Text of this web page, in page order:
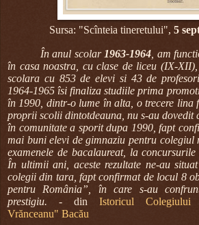
Sursa: "Scînteia tineretului", 5
În anul scolar 1963-1964 , am
în casa noastra, cu clase de liceu (IX-
scolara cu 853 de elevi si 43 de
1964-1965 îsi finaliza studiile prima
în 1990, dintr-o lume în alta, o trecere lina
proprii scolii dintotdeauna, nu s-au dovedit
în comunitate a sporit dupa 1990, fapt
mai buni elevi de gimnaziu pentru colegiul
examenele de bacalaureat, la
În ultimii ani, aceste rezultate ne-au
colegii din tara, fapt confirmat de locul 8
pentru România”, în care s-au
prestigiu. - din Istoricul Colegiului
Vrănceanu" Bacău